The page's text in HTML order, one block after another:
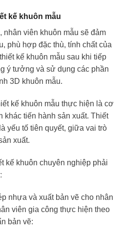
kế khuôn mẫu
nhân viên khuôn mẫu sẽ đảm
phù hợp đặc thù, tính chất của
kế khuôn mẫu sau khi tiếp
ý tưởng và sử dụng các phần
3D khuôn mẫu.
kế khuôn mẫu thực hiện là cơ
khác tiến hành sản xuất. Thiết
yếu tố tiên quyết, giữa vai trò
xuất.
kế khuôn chuyên nghiệp phải
nhựa và xuất bản vẽ cho nhân
viên gia công thực hiện theo
bản vẽ: